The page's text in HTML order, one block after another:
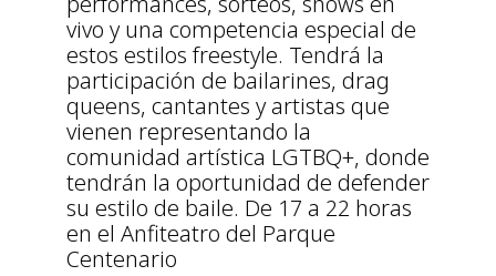
vivo y una competencia especial de
estos estilos freestyle. Tendrá la
participación de bailarines, drag
queens, cantantes y artistas que
vienen representando la
comunidad artística LGTBQ+, donde
tendrán la oportunidad de defender
su estilo de baile. De 17 a 22 horas
en el Anfiteatro del Parque
Centenario